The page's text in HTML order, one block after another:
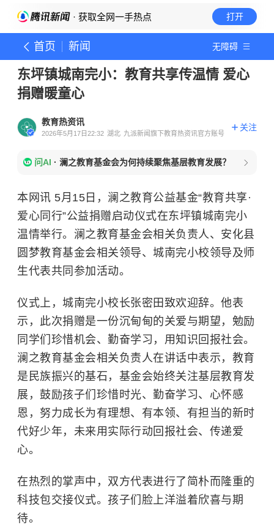
· 获取全网一手热点 打开
首页 新闻 无障碍
东坪镇城南完小：教育共享传温情 爱心
捐赠暖童心
教育热资讯
2026年5月17日22:32 湖北 九派新闻旗下教育热资讯官方账号
关注
问AI · 澜之教育基金会为何持续聚焦基层教育发展？
本网讯 5月15日，澜之教育公益基金“教育共享·
爱心同行”公益捐赠启动仪式在东坪镇城南完小
温情举行。澜之教育基金会相关负责人、安化县
圆梦教育基金会相关领导、城南完小校领导及师
生代表共同参加活动。
仪式上，城南完小校长张密田致欢迎辞。他表
示，此次捐赠是一份沉甸甸的关爱与期望，勉励
同学们珍惜机会、勤奋学习，用知识回报社会。
澜之教育基金会相关负责人在讲话中表示，教育
是民族振兴的基石，基金会始终关注基层教育发
展，鼓励孩子们珍惜时光、勤奋学习、心怀感
恩，努力成长为有理想、有本领、有担当的新时
代好少年，未来用实际行动回报社会、传递爱
心。
在热烈的掌声中，双方代表进行了简朴而隆重的
科技包交接仪式。孩子们脸上洋溢着欣喜与期
待。